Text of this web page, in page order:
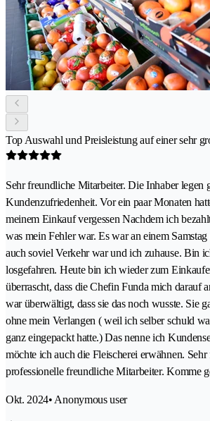
Top Auswahl und Preisleistung auf einer sehr
Sehr freundliche Mitarbeiter. Die Inhaber legen
Kundenzufriedenheit. Vor ein paar Monaten
meinem Einkauf vergessen Nachdem ich
was mein Fehler war. Es war an einem
auch soviel Verkehr war und ich zuhause. Bin
losgefahren. Heute bin ich wieder zum
überrascht, dass die Chefin Funda mich darauf
war überwältigt, dass sie das noch wusste. Sie
ohne mein Verlangen ( weil ich selber schuld
ganz eingepackt hatte.) Das nenne ich
möchte ich auch die Fleischerei erwähnen.
professionelle freundliche Mitarbeiter. Komme
Okt. 2024• Anonymous user